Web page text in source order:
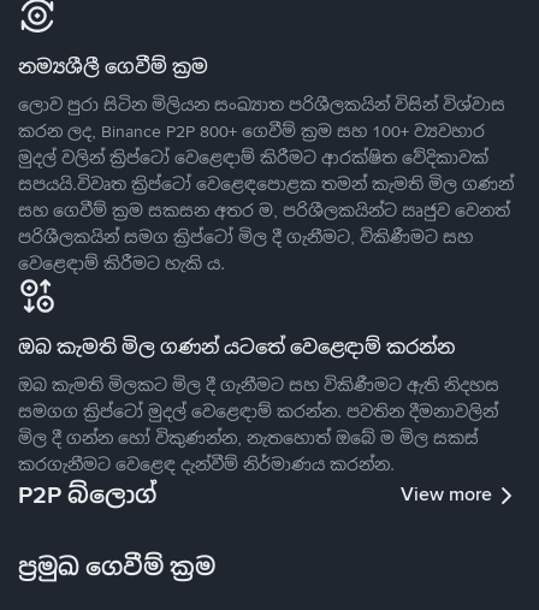
නම්‍යශීලී ගෙවීම් ක්‍රම
ලොව පුරා සිටින මිලියන සංඛ්‍යාත පරිශීලකයින් විසින් විශ්වාස
කරන ලද, Binance P2P 800+ ගෙවීම් ක්‍රම සහ 100+ ව්‍යවහාර
මුදල් වලින් ක්‍රිප්ටෝ වෙළෙඳාම් කිරීමට ආරක්ෂිත වේදිකාවක්
සපයයි.විවෘත ක්‍රිප්ටෝ වෙළෙඳපොළක තමන් කැමති මිල ගණන්
සහ ගෙවීම් ක්‍රම සකසන අතර ම, පරිශීලකයින්ට ඍජුව වෙනත්
පරිශීලකයින් සමග ක්‍රිප්ටෝ මිල දී ගැනීමට, විකිණීමට සහ
වෙළෙඳාම් කිරීමට හැකි ය.
ඔබ කැමති මිල ගණන් යටතේ වෙළෙඳාම් කරන්න
ඔබ කැමති මිලකට මිල දී ගැනීමට සහ විකිණීමට ඇති නිදහස
සමගග ක්‍රිප්ටෝ මුදල් වෙළෙඳාම් කරන්න. පවතින දීමනාවලින්
මිල දී ගන්න හෝ විකුණන්න, නැතහොත් ඔබේ ම මිල සකස්
කරගැනීමට වෙළෙඳ දැන්වීම් නිර්මාණය කරන්න.
P2P බ්ලොග් View more
ප්‍රමුඛ ගෙවීම් ක්‍රම